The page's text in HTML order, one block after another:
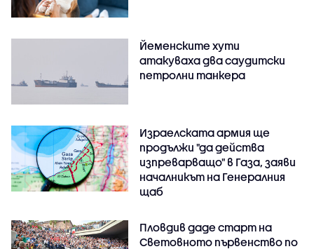
Йеменските хути
атакуваха два саудитски
петролни танкера
Израелската армия ще
продължи "да действа
изпреварващо" в Газа, заяви
началникът на Генералния
щаб
Пловдив даде старт на
Световното първенство по